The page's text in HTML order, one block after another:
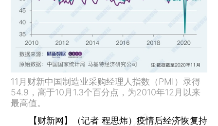
11月财新中国制造业采购经理人指数（PMI）录得
54.9，高于10月1.3个百分点，为2010年12月以来
最高值。
【财新网】（记者 程思炜） 疫情后经济恢复持